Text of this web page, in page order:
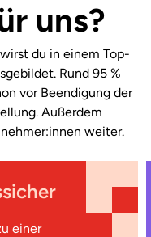
uns?
du in einem Top-
Rund 95 %
vor Beendigung der
Außerdem
weiter.
einer